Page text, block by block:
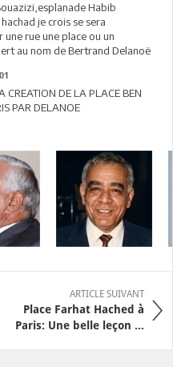
Habib
je crois se sera
rue une place ou un
au nom de Bertrand Delanoë
CREATION DE LA PLACE BEN
PAR DELANOE
ARTICLE SUIVANT
Place Farhat Hached à
Paris: Une belle leçon ...